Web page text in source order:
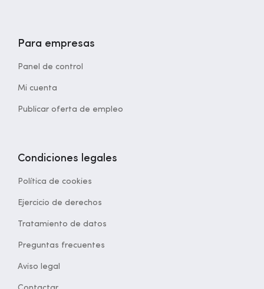
Para empresas
Panel de control
Mi cuenta
Publicar oferta de empleo
Condiciones legales
Política de cookies
Ejercicio de derechos
Tratamiento de datos
Preguntas frecuentes
Aviso legal